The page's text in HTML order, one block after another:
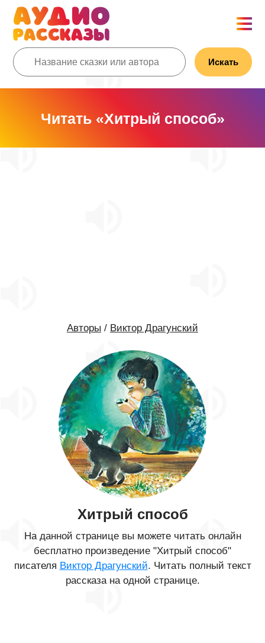
Искать
Читать «Хитрый способ»
Авторы / Виктор Драгунский
Хитрый способ
На данной странице вы можете читать онлайн
бесплатно произведение "Хитрый способ"
писателя Виктор Драгунский. Читать полный текст
рассказа на одной странице.